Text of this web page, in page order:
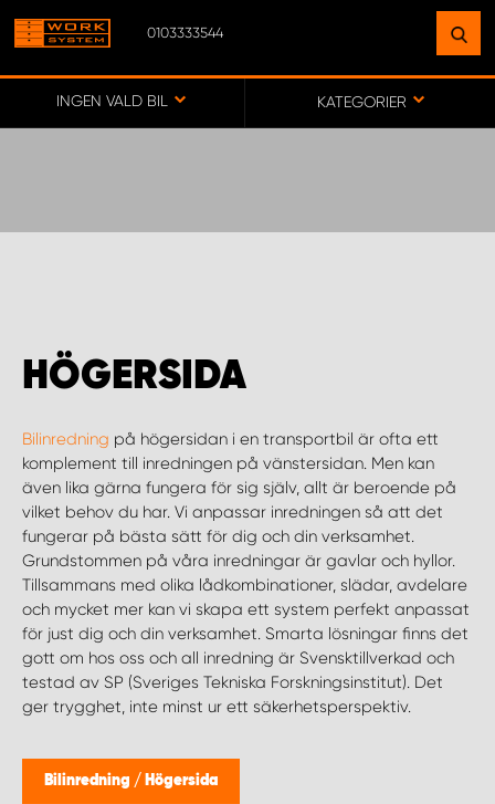
0103333544
INGEN VALD BIL KATEGORIER
HÖGERSIDA
Bilinredning på högersidan i en transportbil är ofta ett
komplement till inredningen på vänstersidan. Men kan
även lika gärna fungera för sig själv, allt är beroende på
vilket behov du har. Vi anpassar inredningen så att det
fungerar på bästa sätt för dig och din verksamhet.
Grundstommen på våra inredningar är gavlar och hyllor.
Tillsammans med olika lådkombinationer, slädar, avdelare
och mycket mer kan vi skapa ett system perfekt anpassat
för just dig och din verksamhet. Smarta lösningar finns det
gott om hos oss och all inredning är Svensktillverkad och
testad av SP (Sveriges Tekniska Forskningsinstitut). Det
ger trygghet, inte minst ur ett säkerhetsperspektiv.
Bilinredning / Högersida
HITTA EN ANLÄGGNING
NÄRA DIG
WORK SYSTEM FALUN
WORK SYSTEM GÖTEBORG ARÖD
WORK SYSTEM HELSINGBORG
WORK SYSTEM JÖNKÖPING
WORK SYSTEM KALMAR
WORK SYSTEM KARLSTAD